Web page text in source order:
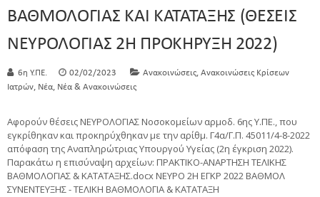
ΒΑΘΜΟΛΟΓΙΑΣ ΚΑΙ ΚΑΤΑΤΑΞΗΣ (ΘΕΣΕΙΣ
ΝΕΥΡΟΛΟΓΙΑΣ 2Η ΠΡΟΚΗΡΥΞΗ 2022)
6η Υ.ΠΕ. 02/02/2023 Ανακοινώσεις, Ανακοινώσεις Κρίσεων
Ιατρών, Νέα, Νέα & Ανακοινώσεις
Αφορούν θέσεις ΝΕΥΡΟΛΟΓΙΑΣ Νοσοκομείων αρμοδ. 6ης Υ.ΠΕ., που
εγκρίθηκαν και προκηρύχθηκαν με την αρίθμ. Γ4α/Γ.Π. 45011/4-8-2022
απόφαση της Αναπληρώτριας Υπουργού Υγείας (2η έγκριση 2022).
Παρακάτω η επισύναψη αρχείων: ΠΡΑΚΤΙΚΟ-ΑΝΑΡΤΗΣΗ ΤΕΛΙΚΗΣ
ΒΑΘΜΟΛΟΓΙΑΣ & ΚΑΤΑΤΑΞΗΣ.docx ΝΕΥΡΟ 2Η ΕΓΚΡ 2022 ΒΑΘΜΟΛ
ΣΥΝΕΝΤΕΥΞΗΣ - ΤΕΛΙΚΗ ΒΑΘΜΟΛΟΓΙΑ & ΚΑΤΑΤΑΞΗ